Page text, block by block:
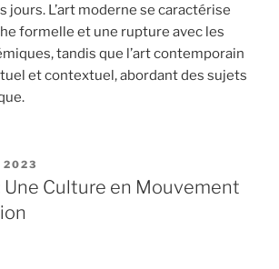
jours. L’art moderne se caractérise
formelle et une rupture avec les
tandis que l’art contemporain
et contextuel, abordant des sujets
2023
Une Culture en Mouvement